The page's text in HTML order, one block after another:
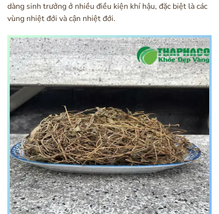
dàng sinh trưởng ở nhiều điều kiện khí hậu, đặc biệt là các
vùng nhiệt đới và cận nhiệt đới.